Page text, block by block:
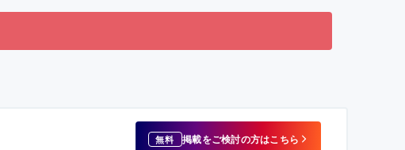
無料 掲載をご検討の方はこちら